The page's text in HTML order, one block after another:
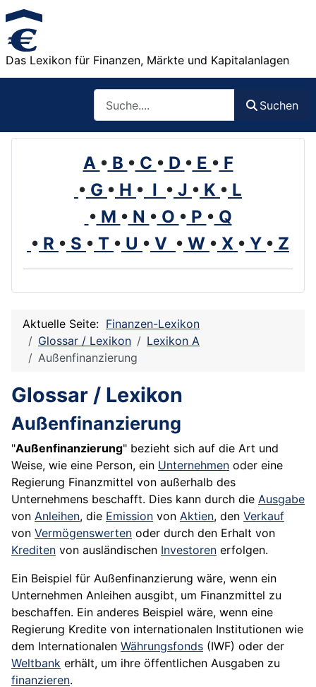
Das Lexikon für Finanzen, Märkte und Kapitalanlagen
Suchen
A • B • C • D • E • F
• G • H • I • J • K • L
• M • N • O • P • Q
• R • S • T • U • V • W • X • Y • Z
Aktuelle Seite: Finanzen-Lexikon
Glossar / Lexikon
Lexikon A
Außenfinanzierung
Glossar / Lexikon
Außenfinanzierung
"Außenfinanzierung" bezieht sich auf die Art und
Weise, wie eine Person, ein Unternehmen oder eine
Regierung Finanzmittel von außerhalb des
Unternehmens beschafft. Dies kann durch die Ausgabe
von Anleihen, die Emission von Aktien, den Verkauf
von Vermögenswerten oder durch den Erhalt von
Krediten von ausländischen Investoren erfolgen.
Ein Beispiel für Außenfinanzierung wäre, wenn ein
Unternehmen Anleihen ausgibt, um Finanzmittel zu
beschaffen. Ein anderes Beispiel wäre, wenn eine
Regierung Kredite von internationalen Institutionen wie
dem Internationalen Währungsfonds (IWF) oder der
Weltbank erhält, um ihre öffentlichen Ausgaben zu
finanzieren.